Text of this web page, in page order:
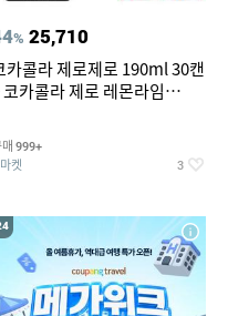
% 25,710
카콜라 제로제로 190ml 30캔
코카콜라 제로 레몬라임
커 세트
999+
켓 3